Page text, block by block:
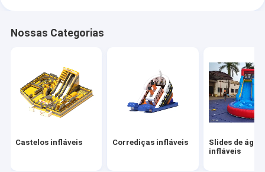
Castelos de água infláveis
parque inflável da água
Slide do Castelo de Rebentamento
Nossas Categorias
Castelos infláveis Corrediças infláveis
Slides de água
infláveis